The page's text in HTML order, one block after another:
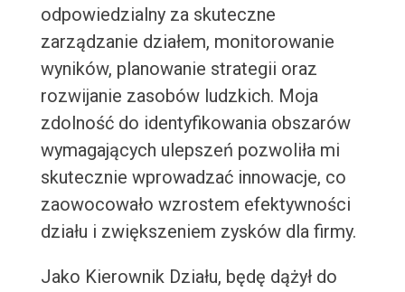
odpowiedzialny za skuteczne
zarządzanie działem, monitorowanie
wyników, planowanie strategii oraz
rozwijanie zasobów ludzkich. Moja
zdolność do identyfikowania obszarów
wymagających ulepszeń pozwoliła mi
skutecznie wprowadzać innowacje, co
zaowocowało wzrostem efektywności
działu i zwiększeniem zysków dla firmy.
Jako Kierownik Działu, będę dążył do